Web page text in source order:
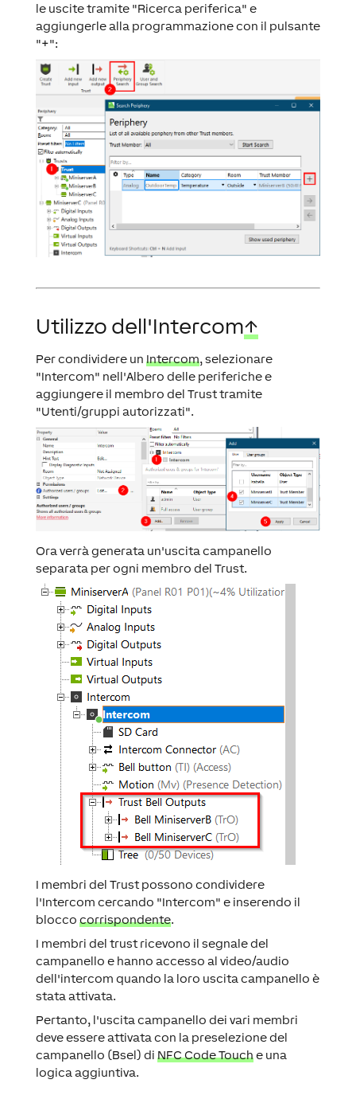
le uscite tramite "Ricerca periferica" e
aggiungerle alla programmazione con il pulsante
"+":
Utilizzo dell'Intercom↑
Per condividere un Intercom, selezionare
"Intercom" nell'Albero delle periferiche e
aggiungere il membro del Trust tramite
"Utenti/gruppi autorizzati".
Ora verrà generata un'uscita campanello
separata per ogni membro del Trust.
I membri del Trust possono condividere
l'Intercom cercando "Intercom" e inserendo il
blocco corrispondente.
I membri del trust ricevono il segnale del
campanello e hanno accesso al video/audio
dell'intercom quando la loro uscita campanello è
stata attivata.
Pertanto, l'uscita campanello dei vari membri
deve essere attivata con la preselezione del
campanello (Bsel) di NFC Code Touche una
logica aggiuntiva.